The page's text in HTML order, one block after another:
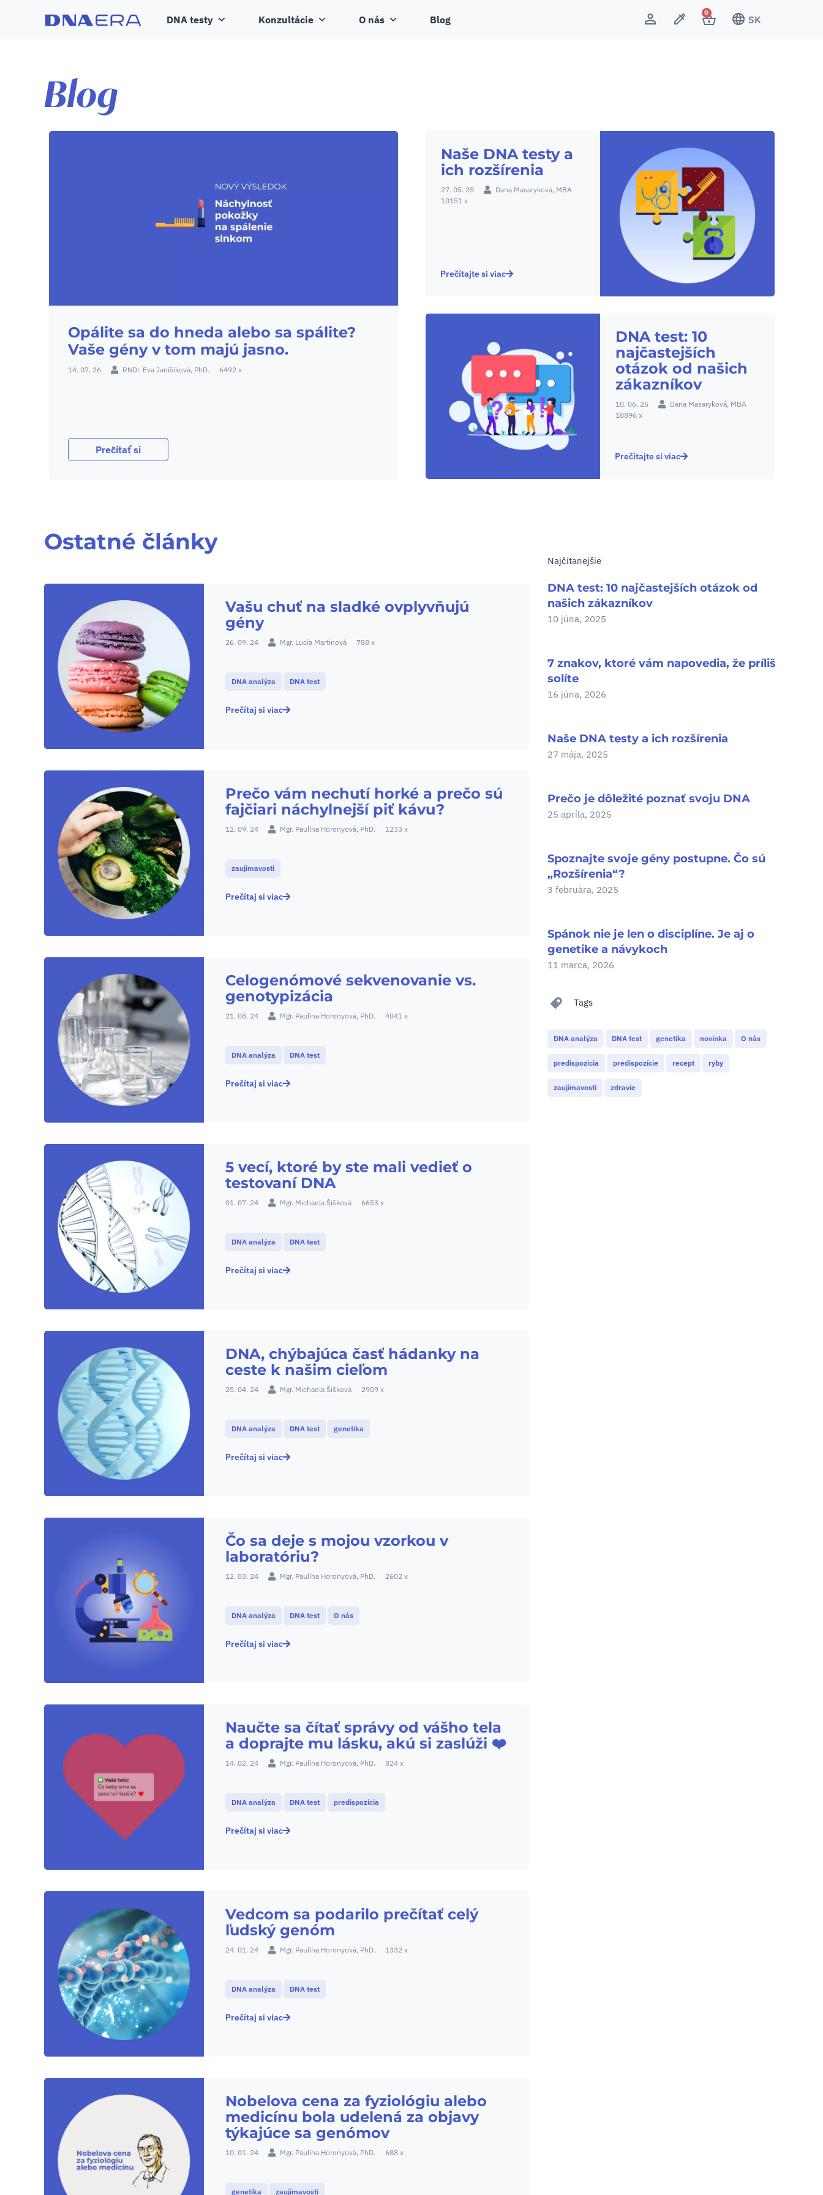
DNA testy Konzultácie O nás Blog
0
SK
Blog
Opálite sa do hneda alebo sa spálite?
Vaše gény v tom majú jasno.
14. 07. 26 RNDr. Eva Janišíková, PhD. 6492 x
Prečítať si
Naše DNA testy a
ich rozšírenia
27. 05. 25
Dana Masaryková, MBA
10151 x
Prečítajte si viac
DNA test: 10
najčastejších
otázok od našich
zákazníkov
10. 06. 25
Dana Masaryková, MBA
18896 x
Prečítajte si viac
Ostatné články
Vašu chuť na sladké ovplyvňujú
gény
26. 09. 24 Mgr. Lucia Martinová 788 x
DNA analýza DNA test
Prečítaj si viac
Prečo vám nechutí horké a prečo sú
fajčiari náchylnejší piť kávu?
12. 09. 24 Mgr. Paulína Horonyová, PhD. 1233 x
zaujímavosti
Prečítaj si viac
Celogenómové sekvenovanie vs.
genotypizácia
21. 08. 24 Mgr. Paulína Horonyová, PhD. 4041 x
DNA analýza DNA test
Prečítaj si viac
5 vecí, ktoré by ste mali vedieť o
testovaní DNA
01. 07. 24 Mgr. Michaela Šišková 6653 x
DNA analýza DNA test
Prečítaj si viac
DNA, chýbajúca časť hádanky na
ceste k našim cieľom
25. 04. 24 Mgr. Michaela Šišková 2909 x
DNA analýza DNA test genetika
Prečítaj si viac
Čo sa deje s mojou vzorkou v
laboratóriu?
12. 03. 24 Mgr. Paulína Horonyová, PhD. 2602 x
DNA analýza DNA test O nás
Prečítaj si viac
Naučte sa čítať správy od vášho tela
a doprajte mu lásku, akú si zaslúži ❤️
14. 02. 24 Mgr. Paulína Horonyová, PhD. 824 x
DNA analýza DNA test predispozicia
Prečítaj si viac
Vedcom sa podarilo prečítať celý
ľudský genóm
24. 01. 24 Mgr. Paulína Horonyová, PhD. 1332 x
DNA analýza DNA test
Prečítaj si viac
Nobelova cena za fyziológiu alebo
medicínu bola udelená za objavy
týkajúce sa genómov
10. 01. 24 Mgr. Paulína Horonyová, PhD. 688 x
genetika zaujímavosti
Najčítanejšie
DNA test: 10 najčastejších otázok od
našich zákazníkov
10 júna, 2025
7 znakov, ktoré vám napovedia, že príliš
solíte
16 júna, 2026
Naše DNA testy a ich rozšírenia
27 mája, 2025
Prečo je dôležité poznať svoju DNA
25 apríla, 2025
Spoznajte svoje gény postupne. Čo sú
„Rozšírenia“?
3 februára, 2025
Spánok nie je len o disciplíne. Je aj o
genetike a návykoch
11 marca, 2026
Tags
DNA analýza DNA test genetika novinka O nás
predispozicia predispozície recept ryby
zaujímavosti zdravie